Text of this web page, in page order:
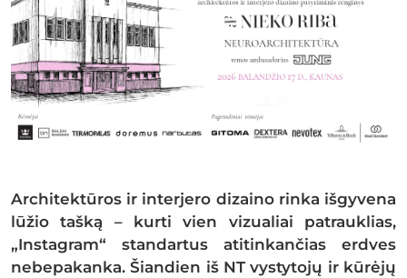
Architektūros ir interjero dizaino rinka išgyvena
lūžio tašką – kurti vien vizualiai patrauklias,
„Instagram“ standartus atitinkančias erdves
nebepakanka. Šiandien iš NT vystytojų ir kūrėjų